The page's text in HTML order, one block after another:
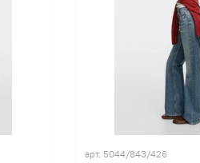
арт. 5044/843/426